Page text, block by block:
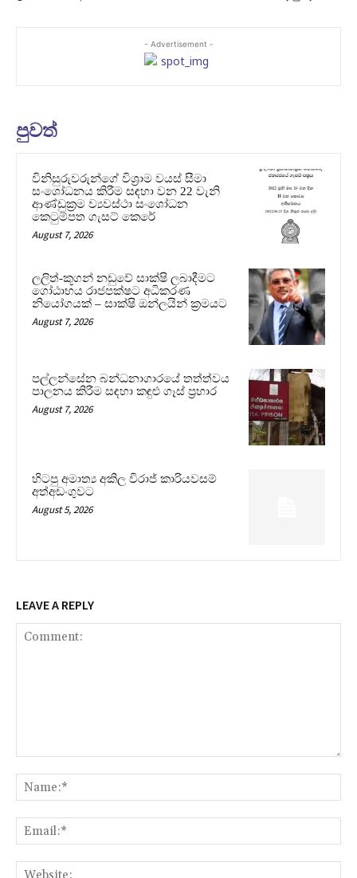
- Advertisement -
පුවත්
විනිසුරුවරුන්ගේ විශ්‍රාම වයස් සීමා
සංශෝධනය කිරීම සඳහා වන 22 වැනි
ආණ්ඩුක්‍රම ව්‍යවස්ථා සංශෝධන
කෙටුම්පත ගැසට් කෙරේ
August 7, 2026
ලලිත්-කූගන් නඩුවේ සාක්ෂි ලබාදීමට
ගෝඨාභය රාජපක්ෂට අධිකරණ
නියෝගයක් – සාක්ෂි ඔන්ලයින් ක්‍රමයට
August 7, 2026
පල්ලන්සේන බන්ධනාගාරයේ තත්ත්වය
පාලනය කිරීම සඳහා කඳුළු ගෑස් ප්‍රහාර
August 7, 2026
හිටපු අමාත්‍ය අකිල විරාජ් කාරියවසම්
අත්අඩංගුවට
August 5, 2026
LEAVE A REPLY